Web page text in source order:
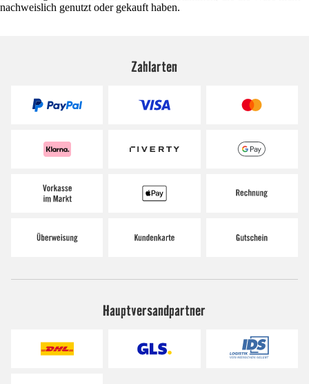
nachweislich genutzt oder gekauft haben.
Zahlarten
Hauptversandpartner